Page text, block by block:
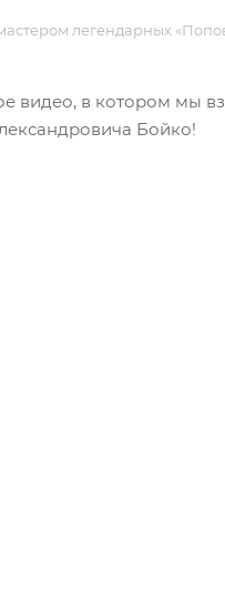
легендарных
в котором мы
Бойко!